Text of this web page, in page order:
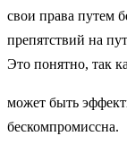
свои права путем
препятствий на
Это понятно, так
может быть
бескомпромиссна.